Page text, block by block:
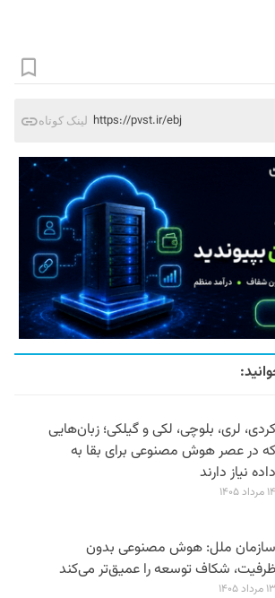
لینک کوتاه https://pvst.ir/ebj
کردی، لری، بلوچی، لکی و گیلکی؛ زبان‌هایی
که در عصر هوش مصنوعی برای بقا به
داده نیاز دارند
۱۴ مرداد ۱۴۰۵
سازمان ملل: هوش مصنوعی بدون
ظرفیت، شکاف توسعه را عمیق‌تر می‌کند
۱۳ مرداد ۱۴۰۵